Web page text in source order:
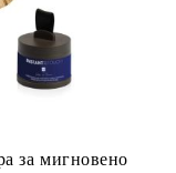
за мигновено